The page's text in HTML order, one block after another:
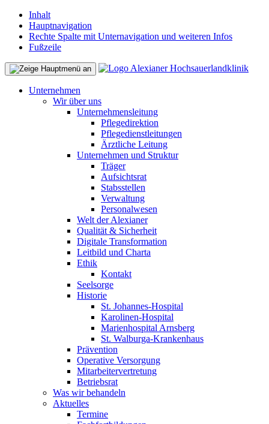
Inhalt
Hauptnavigation
Rechte Spalte mit Unternavigation und weiteren Infos
Fußzeile
Unternehmen
Wir über uns
Unternehmensleitung
Pflegedirektion
Pflegedienstleitungen
Ärztliche Leitung
Unternehmen und Struktur
Träger
Aufsichtsrat
Stabsstellen
Verwaltung
Personalwesen
Welt der Alexianer
Qualität & Sicherheit
Digitale Transformation
Leitbild und Charta
Ethik
Kontakt
Seelsorge
Historie
St. Johannes-Hospital
Karolinen-Hospital
Marienhospital Arnsberg
St. Walburga-Krankenhaus
Prävention
Operative Versorgung
Mitarbeitervertretung
Betriebsrat
Was wir behandeln
Aktuelles
Termine